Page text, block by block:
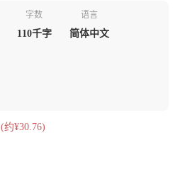
字数
110千字
语言
简体中文
(约¥30.76)